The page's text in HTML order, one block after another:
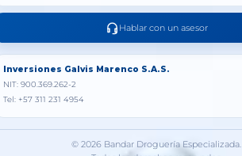
Hablar con un asesor
Inversiones Galvis Marenco S.A.S.
NIT: 900.369.262-2
Tel: +57 311 231 4954
© 2026 Bandar Droguería Especializada.